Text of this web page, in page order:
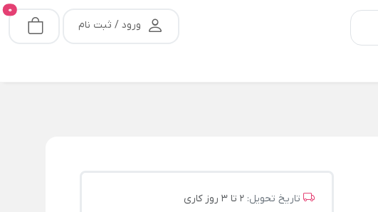
ورود / ثبت نام
0
تاریخ تحویل: 2 تا 3 روز کاری